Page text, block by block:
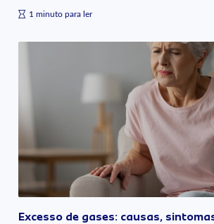
1 minuto para ler
Excesso de gases: causas,